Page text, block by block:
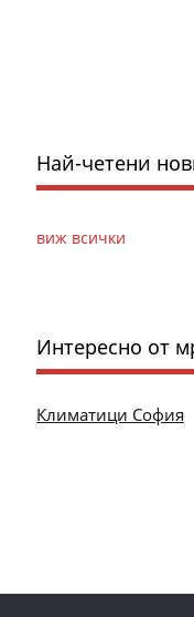
Най-четени
виж всички
Интересно от
Климатици София